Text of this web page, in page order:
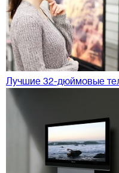
Лучшие 32-дюймовые